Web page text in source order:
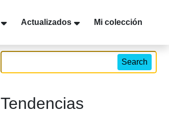
Actualizados Mi colección
Search
Tendencias